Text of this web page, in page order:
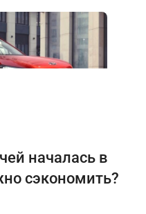
началась в
сэкономить?